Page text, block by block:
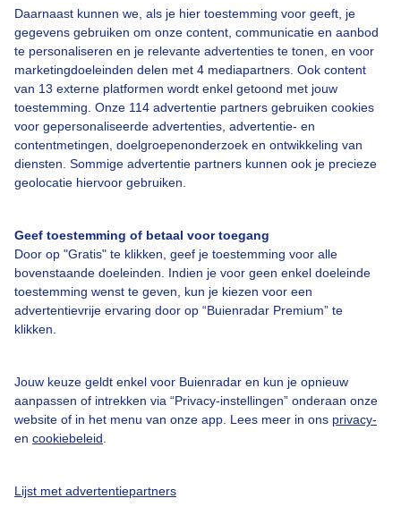
Daarnaast kunnen we, als je hier toestemming voor geeft, je
gegevens gebruiken om onze content, communicatie en aanbod
te personaliseren en je relevante advertenties te tonen, en voor
marketingdoeleinden delen met 4 mediapartners. Ook content
van 13 externe platformen wordt enkel getoond met jouw
toestemming. Onze 114 advertentie partners gebruiken cookies
voor gepersonaliseerde advertenties, advertentie- en
contentmetingen, doelgroepenonderzoek en ontwikkeling van
diensten. Sommige advertentie partners kunnen ook je precieze
geolocatie hiervoor gebruiken.
Geef toestemming of betaal voor toegang
Door op "Gratis" te klikken, geef je toestemming voor alle
bovenstaande doeleinden. Indien je voor geen enkel doeleinde
toestemming wenst te geven, kun je kiezen voor een
advertentievrije ervaring door op “Buienradar Premium” te
klikken.
Jouw keuze geldt enkel voor Buienradar en kun je opnieuw
aanpassen of intrekken via “Privacy-instellingen” onderaan onze
website of in het menu van onze app. Lees meer in ons privacy-
en cookiebeleid
Lijst met advertentiepartners
Over Buienradar
Bedrijfsgegevens
Contact
Toegankelijkheid
Gebruikersvoorwaarden
Adverteren
Privacy beleid
Cookie beleid